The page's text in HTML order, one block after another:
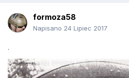
formoza58
Napisano 24 Lipiec 2017
.